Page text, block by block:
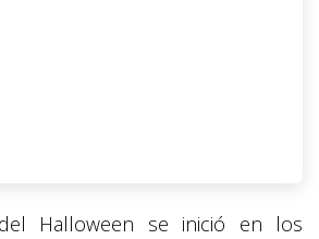
Halloween se inició en los